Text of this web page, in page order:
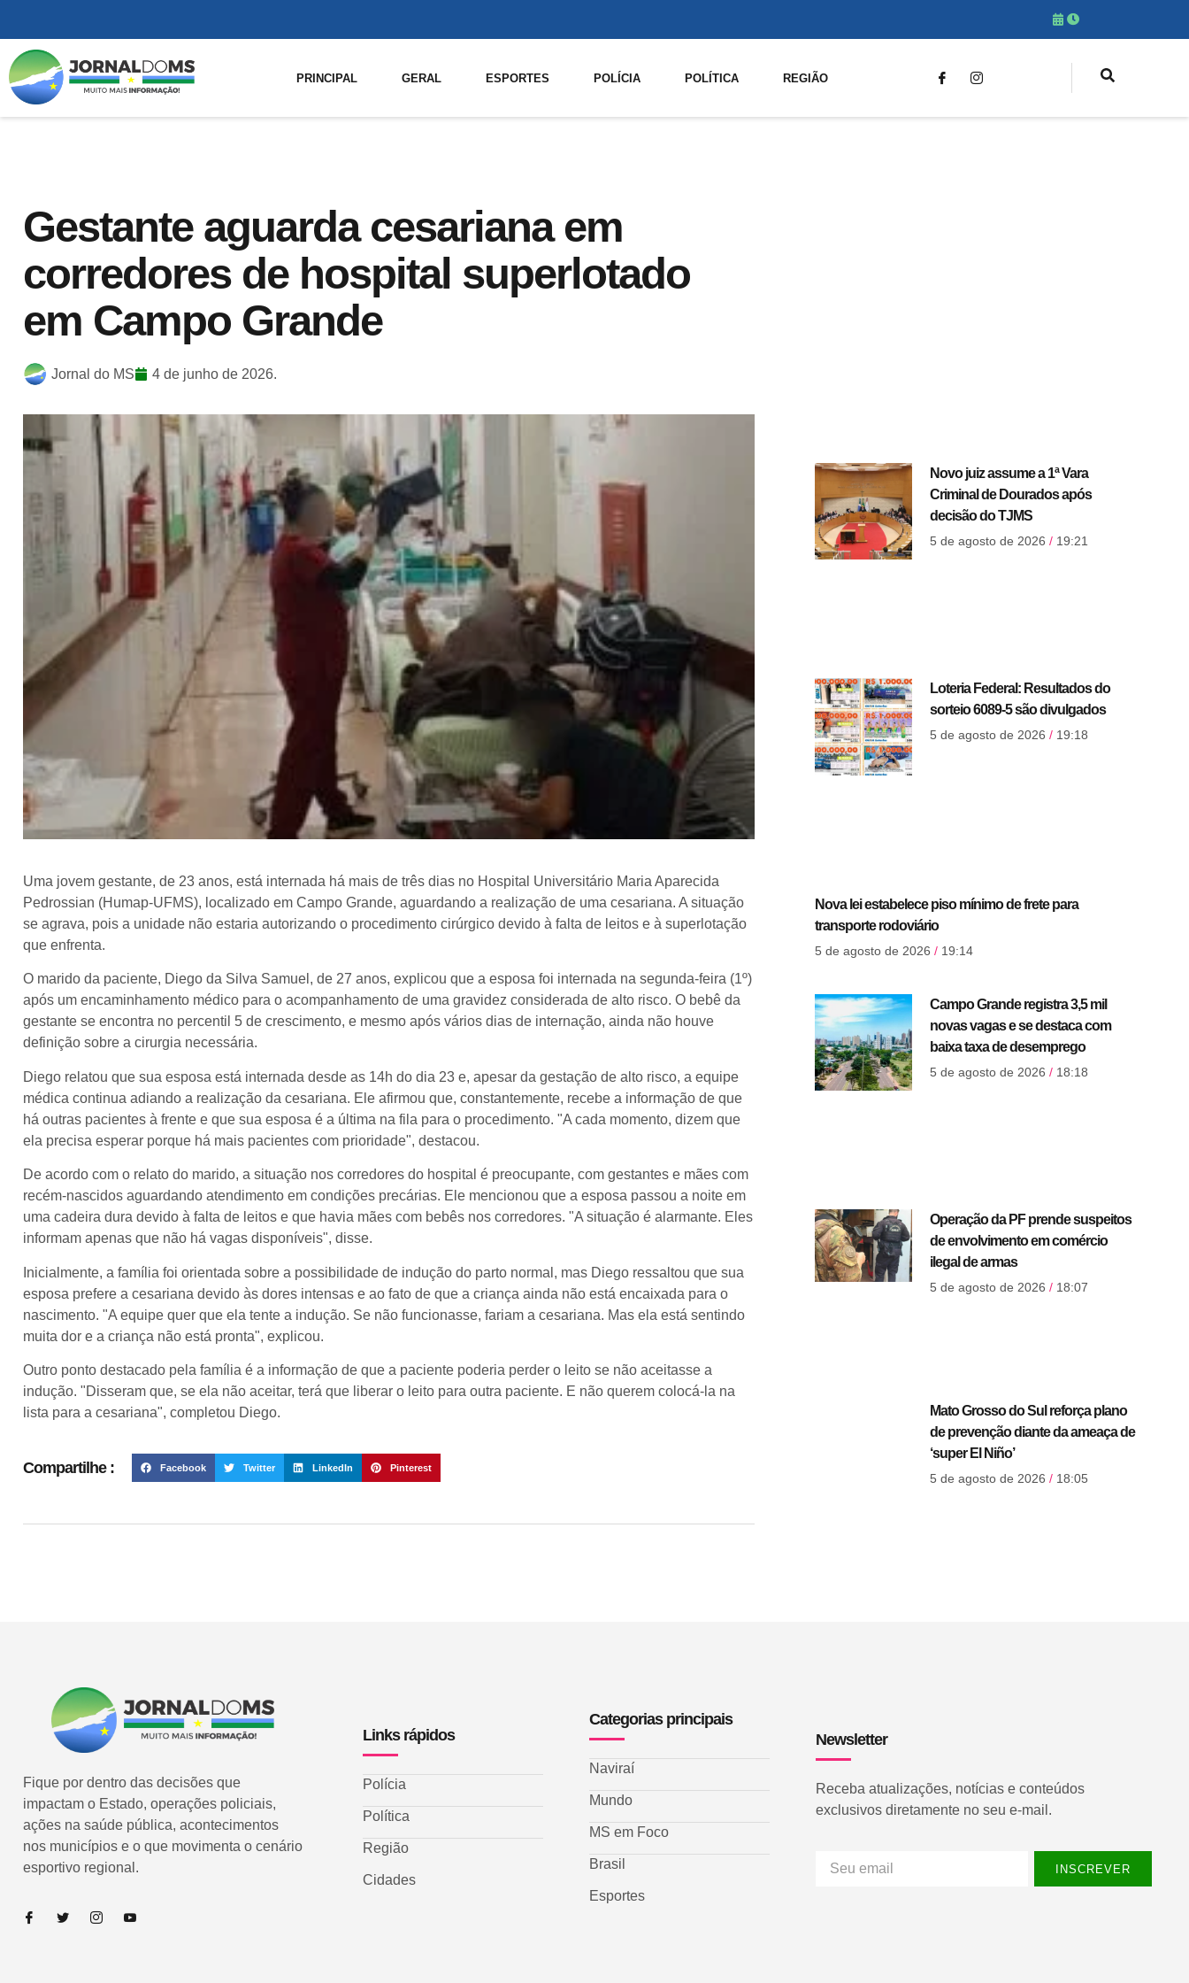
PRINCIPAL GERAL ESPORTES POLÍCIA POLÍTICA REGIÃO
Gestante aguarda cesariana em
corredores de hospital superlotado
em Campo Grande
Jornal do MS 4 de junho de 2026.
Uma jovem gestante, de 23 anos, está internada há mais de três dias no Hospital Universitário Maria Aparecida
Pedrossian (Humap-UFMS), localizado em Campo Grande, aguardando a realização de uma cesariana. A situação
se agrava, pois a unidade não estaria autorizando o procedimento cirúrgico devido à falta de leitos e à superlotação
que enfrenta.
O marido da paciente, Diego da Silva Samuel, de 27 anos, explicou que a esposa foi internada na segunda-feira (1º)
após um encaminhamento médico para o acompanhamento de uma gravidez considerada de alto risco. O bebê da
gestante se encontra no percentil 5 de crescimento, e mesmo após vários dias de internação, ainda não houve
definição sobre a cirurgia necessária.
Diego relatou que sua esposa está internada desde as 14h do dia 23 e, apesar da gestação de alto risco, a equipe
médica continua adiando a realização da cesariana. Ele afirmou que, constantemente, recebe a informação de que
há outras pacientes à frente e que sua esposa é a última na fila para o procedimento. "A cada momento, dizem que
ela precisa esperar porque há mais pacientes com prioridade", destacou.
De acordo com o relato do marido, a situação nos corredores do hospital é preocupante, com gestantes e mães com
recém-nascidos aguardando atendimento em condições precárias. Ele mencionou que a esposa passou a noite em
uma cadeira dura devido à falta de leitos e que havia mães com bebês nos corredores. "A situação é alarmante. Eles
informam apenas que não há vagas disponíveis", disse.
Inicialmente, a família foi orientada sobre a possibilidade de indução do parto normal, mas Diego ressaltou que sua
esposa prefere a cesariana devido às dores intensas e ao fato de que a criança ainda não está encaixada para o
nascimento. "A equipe quer que ela tente a indução. Se não funcionasse, fariam a cesariana. Mas ela está sentindo
muita dor e a criança não está pronta", explicou.
Outro ponto destacado pela família é a informação de que a paciente poderia perder o leito se não aceitasse a
indução. "Disseram que, se ela não aceitar, terá que liberar o leito para outra paciente. E não querem colocá-la na
lista para a cesariana", completou Diego.
Compartilhe : Facebook Twitter LinkedIn Pinterest
Novo juiz assume a 1ª Vara
Criminal de Dourados após
decisão do TJMS
5 de agosto de 2026 19:21
Loteria Federal: Resultados do
sorteio 6089-5 são divulgados
5 de agosto de 2026 19:18
Nova lei estabelece piso mínimo de frete para
transporte rodoviário
5 de agosto de 2026 19:14
Campo Grande registra 3,5 mil
novas vagas e se destaca com
baixa taxa de desemprego
5 de agosto de 2026 18:18
Operação da PF prende suspeitos
de envolvimento em comércio
ilegal de armas
5 de agosto de 2026 18:07
Mato Grosso do Sul reforça plano
de prevenção diante da ameaça de
‘super El Niño’
5 de agosto de 2026 18:05
Fique por dentro das decisões que
impactam o Estado, operações policiais,
ações na saúde pública, acontecimentos
nos municípios e o que movimenta o cenário
esportivo regional.
Links rápidos
Polícia
Política
Região
Cidades
Categorias principais
Naviraí
Mundo
MS em Foco
Brasil
Esportes
Newsletter
Receba atualizações, notícias e conteúdos
exclusivos diretamente no seu e-mail.
INSCREVER